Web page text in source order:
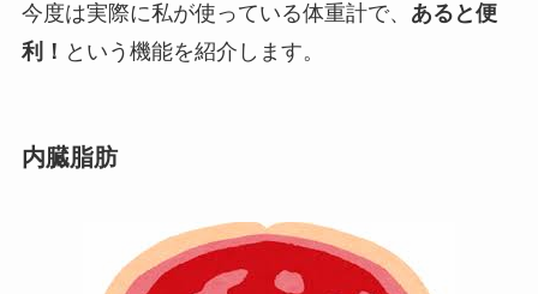
今度は実際に私が使っている体重計で、 あると便
利！ という機能を紹介します。
内臓脂肪